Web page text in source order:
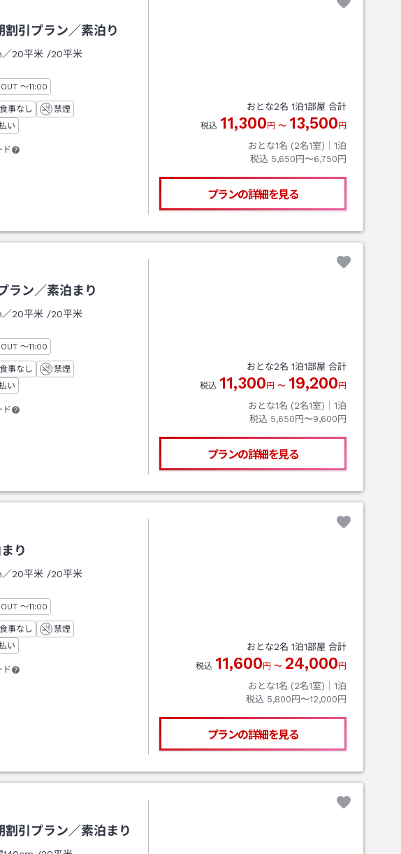
割引プラン／素泊り
／20平米/20平米
ン チェックアウト
～11:00
食事なし
禁煙
い
ド
おとな2名 1泊1部屋 合計
税込 11,300円 〜 13,500円
おとな1名 (2名1室)｜ 1泊
税込 5,650円〜6,750円
プランの詳細を見る
ラン／素泊まり
／20平米/20平米
ン チェックアウト
～11:00
食事なし
禁煙
い
ド
おとな2名 1泊1部屋 合計
税込 11,300円 〜 19,200円
おとな1名 (2名1室)｜ 1泊
税込 5,650円〜9,600円
プランの詳細を見る
り
／20平米/20平米
ン チェックアウト
～11:00
食事なし
禁煙
い
ド
おとな2名 1泊1部屋 合計
税込 11,600円 〜 24,000円
おとな1名 (2名1室)｜ 1泊
税込 5,800円〜12,000円
プランの詳細を見る
割引プラン／素泊まり